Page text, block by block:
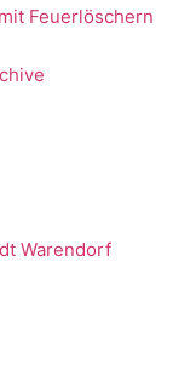
Feuerlöschern
Warendorf